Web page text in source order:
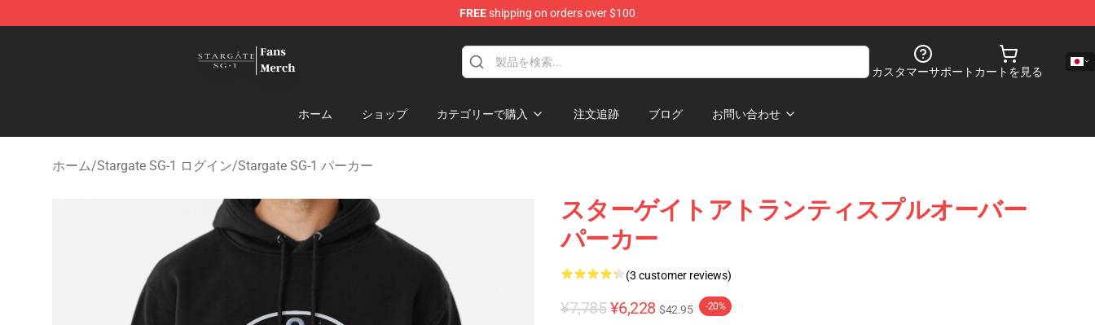
FREEshipping on orders over $100
カスタマーサポート カートを見る
ホーム ショップ カテゴリーで購入 注文追跡 ブログ お問い合わせ
ホーム/Stargate SG-1 ログイン/Stargate SG-1 パーカー
スターゲイトアトランティスプルオーバー
パーカー
(3 customer reviews)
¥7,785 ¥6,228 $42.95 -20%